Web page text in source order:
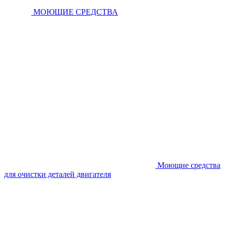
МОЮЩИЕ СРЕДСТВА
Моющие средства
для очистки деталей двигателя